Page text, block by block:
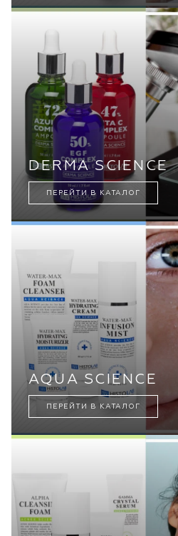
DERMA SCIENCE
ПЕРЕЙТИ В КАТАЛОГ
AQUA SCIENCE
ПЕРЕЙТИ В КАТАЛОГ